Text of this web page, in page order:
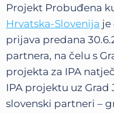
Projekt Probuđena
Hrvatska-Slovenija je
prijava predana
partnera, na čelu s
projekta za IPA
IPA projektu uz
slovenski partneri –